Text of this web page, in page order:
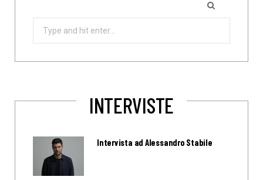
INTERVISTE
Intervista ad Alessandro Stabile